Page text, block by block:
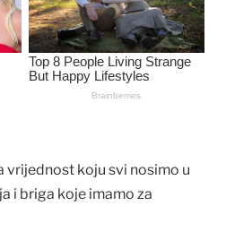
vrijednost koju svi nosimo u
i briga koje imamo za